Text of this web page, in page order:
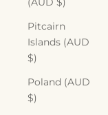
Pitcairn
Islands (AUD
$)
Poland (AUD
$)